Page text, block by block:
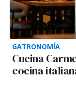
GATRONOMÍA
Cucina
cocina